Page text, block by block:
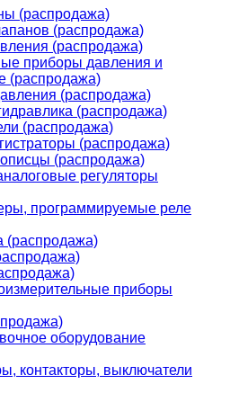
(распродажа)
(распродажа)
(распродажа)
приборы давления и
(распродажа)
(распродажа)
(распродажа)
(распродажа)
(распродажа)
(распродажа)
регуляторы
программируемые реле
(распродажа)
приборы
оборудование
контакторы, выключатели